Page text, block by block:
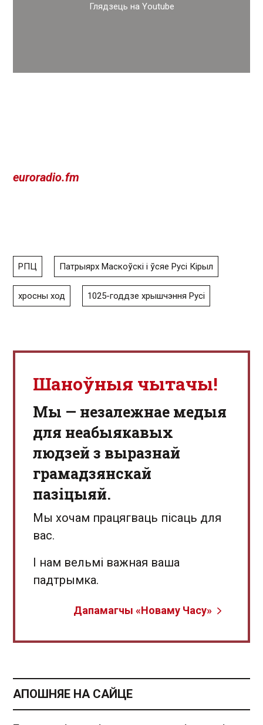
Глядзець на Youtube
euroradio.fm
РПЦ Патрыярх Маскоўскі і ўсяе Русі Кірыл
хросны ход 1025-годдзе хрышчэння Русі
Шаноўныя чытачы!
Мы — незалежнае медыя
для неабыякавых
людзей з выразнай
грамадзянскай
пазіцыяй.
Мы хочам працягваць пісаць для
вас.
І нам вельмі важная ваша
падтрымка.
Дапамагчы «Новаму Часу»
АПОШНЯЕ НА САЙЦЕ